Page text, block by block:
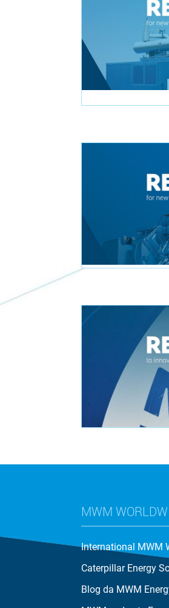
MWM
International MWM
Caterpillar Energy
Blog da MWM